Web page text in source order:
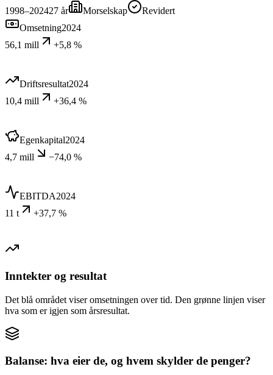
1998–202427 år Morselskap
Revidert
Omsetning2024
56,1 mill
+5,8 %
Driftsresultat2024
10,4 mill
+36,4 %
Egenkapital2024
4,7 mill
−74,0 %
EBITDA2024
11 t
+37,7 %
Inntekter og resultat
Det blå området viser omsetningen over tid. Den grønne linjen viser
hva som er igjen som årsresultat.
Balanse: hva eier de, og hvem skylder de penger?